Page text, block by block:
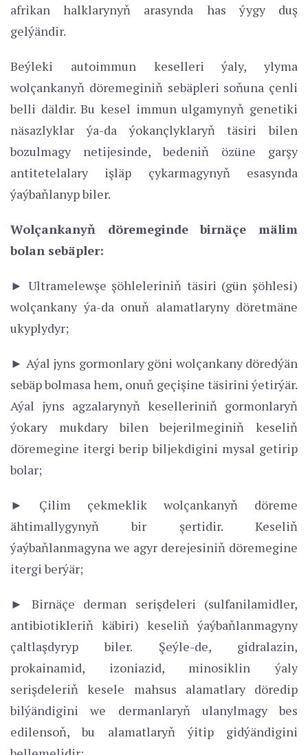
afrikan halklarynyň arasynda has ýygy duş
gelýändir.
Beýleki autoimmun keselleri ýaly, ylyma
wolçankanyň döremeginiň sebäpleri soňuna çenli
belli däldir. Bu kesel immun ulgamynyň genetiki
näsazlyklar ýa-da ýokançlyklaryň täsiri bilen
bozulmagy netijesinde, bedeniň özüne garşy
antitetelalary işläp çykarmagynyň esasynda
ýaýbaňlanyp biler.
Wolçankanyň döremeginde birnäçe mälim
bolan sebäpler:
► Ultramelewşe şöhleleriniň täsiri (gün şöhlesi)
wolçankany ýa-da onuň alamatlaryny döretmäne
ukyplydyr;
► Aýal jyns gormonlary göni wolçankany döredýän
sebäp bolmasa hem, onuň geçişine täsirini ýetirýär.
Aýal jyns agzalarynyň keselleriniň gormonlaryň
ýokary mukdary bilen bejerilmeginiň keseliň
döremegine itergi berip biljekdigini mysal getirip
bolar;
► Çilim çekmeklik wolçankanyň döreme
ähtimallygynyň bir şertidir. Keseliň
ýaýbaňlanmagyna we agyr derejesiniň döremegine
itergi berýär;
► Birnäçe derman serişdeleri (sulfanilamidler,
antibiotikleriň käbiri) keseliň ýaýbaňlanmagyny
çaltlaşdyryp biler. Şeýle-de, gidralazin,
prokainamid, izoniazid, minosiklin ýaly
serişdeleriň kesele mahsus alamatlary döredip
bilýändigini we dermanlaryň ulanylmagy bes
edilensoň, bu alamatlaryň ýitip gidýändigini